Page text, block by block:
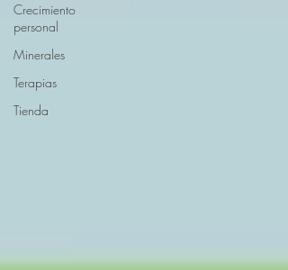
Crecimiento
personal
Minerales
Terapias
Tienda